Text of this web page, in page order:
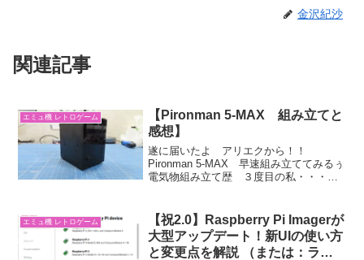
金沢紀沙
関連記事
エミュ機 レトロゲーム
【Pironman 5-MAX 組み立てと
感想】
遂に届いたよ アリエクから！！
Pironman 5-MAX 早速組み立ててみるぅ
電気物組み立て歴 ３度目の私・・・
イ・・ 歴浅すぎる・・・。プラモは組
み立てたことは無...
エミュ機 レトロゲーム
【祝2.0】Raspberry Pi Imagerが
大型アップデート！新UIの使い方
と変更点を解説 （または：ラズ